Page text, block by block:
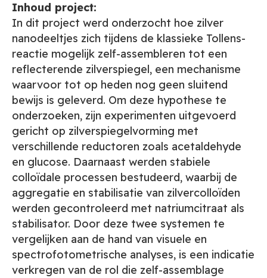
Inhoud project:
In dit project werd onderzocht hoe zilver
nanodeeltjes zich tijdens de klassieke Tollens-
reactie mogelijk zelf-assembleren tot een
reflecterende zilverspiegel, een mechanisme
waarvoor tot op heden nog geen sluitend
bewijs is geleverd. Om deze hypothese te
onderzoeken, zijn experimenten uitgevoerd
gericht op zilverspiegelvorming met
verschillende reductoren zoals acetaldehyde
en glucose. Daarnaast werden stabiele
colloïdale processen bestudeerd, waarbij de
aggregatie en stabilisatie van zilvercolloïden
werden gecontroleerd met natriumcitraat als
stabilisator. Door deze twee systemen te
vergelijken aan de hand van visuele en
spectrofotometrische analyses, is een indicatie
verkregen van de rol die zelf-assemblage